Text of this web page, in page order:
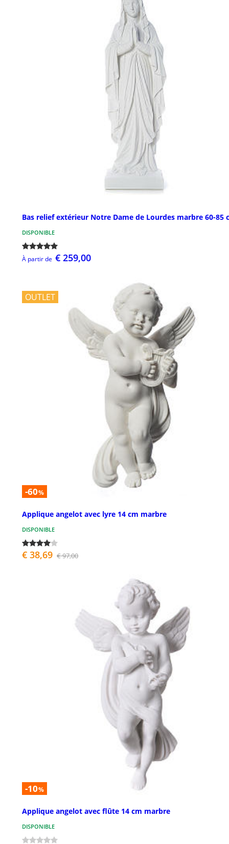
Bas relief extérieur Notre Dame de Lourdes marbre 60-85
DISPONIBLE
À partir de € 259,00
OUTLET
-60%
Applique angelot avec lyre 14 cm marbre
DISPONIBLE
€ 38,69 € 97,00
-10%
Applique angelot avec flûte 14 cm marbre
DISPONIBLE